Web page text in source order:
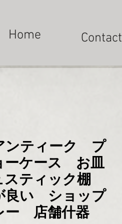
Home Contact
ンティーク プ
ーケース お皿
ティック棚
良い ショップ
ー 店舗什器